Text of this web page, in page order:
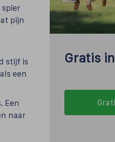
pijn
stijf is
een
Een
naar
Gratis